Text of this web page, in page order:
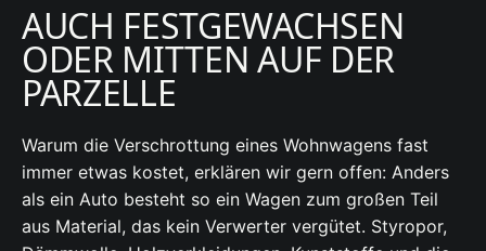
AUCH FESTGEWACHSEN
ODER MITTEN AUF DER
PARZELLE
Warum die Verschrottung eines Wohnwagens fast
immer etwas kostet, erklären wir gern offen: Anders
als ein Auto besteht so ein Wagen zum großen Teil
aus Material, das kein Verwerter vergütet. Styropor,